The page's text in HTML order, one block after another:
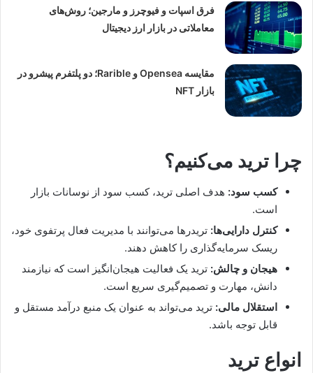
فرق اسپات و فیوچرز و مارجین؛ روش‌های
معاملاتی در بازار ارز دیجیتال
مقایسه Opensea و Rarible؛ دو پلتفرم پیشرو در
بازار NFT
چرا ترید می‌کنیم؟
کسب سود: هدف اصلی ترید، کسب سود از نوسانات بازار
است.
کنترل دارایی‌ها: تریدرها می‌توانند با مدیریت فعال پرتفوی خود،
ریسک سرمایه‌گذاری را کاهش دهند.
هیجان و چالش: ترید یک فعالیت هیجان‌انگیز است که نیازمند
دانش، مهارت و تصمیم‌گیری سریع است.
استقلال مالی: ترید می‌تواند به عنوان یک منبع درآمد مستقل و
قابل توجه باشد.
انواع ترید